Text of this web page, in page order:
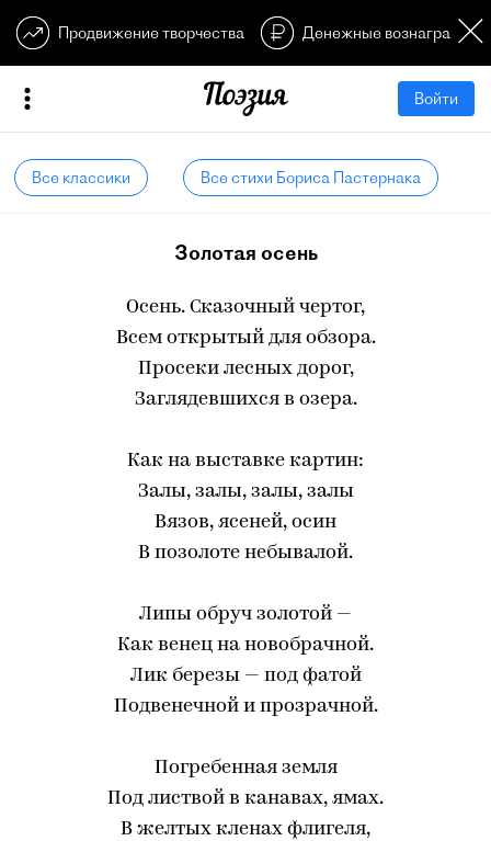
Продвижение творчества Денежные
Войти
Все классики Все стихи Бориса Пастернака
Золотая осень
Осень. Сказочный чертог,
Всем открытый для обзора.
Просеки лесных дорог,
Заглядевшихся в озера.
Как на выставке картин:
Залы, залы, залы, залы
Вязов, ясеней, осин
В позолоте небывалой.
Липы обруч золотой —
Как венец на новобрачной.
Лик березы — под фатой
Подвенечной и прозрачной.
Погребенная земля
Под листвой в канавах, ямах.
В желтых кленах флигеля,